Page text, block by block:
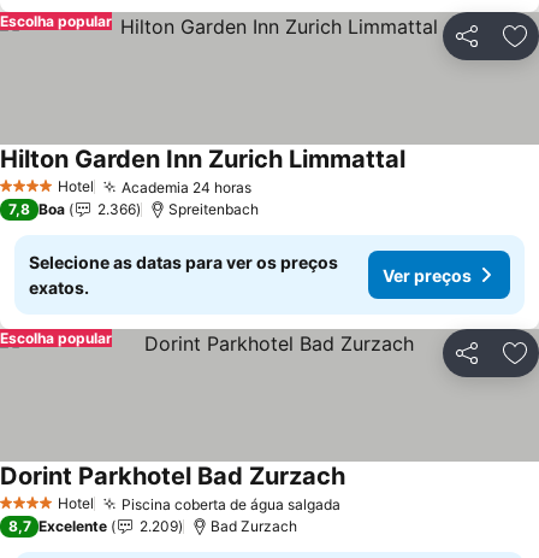
Partilhar
Escolha popular
4 EstrelasHotel Academia 24 horas
Hilton Garden Inn Zurich Limmattal
7,8 Boa 2.366 Spreitenbach
Selecione as datas para ver os preços
exatos.
Ver preços
Partilhar
Escolha popular
4 EstrelasHotel Piscina coberta de água salgada
Dorint Parkhotel Bad Zurzach
8,7 Excelente 2.209 Bad Zurzach